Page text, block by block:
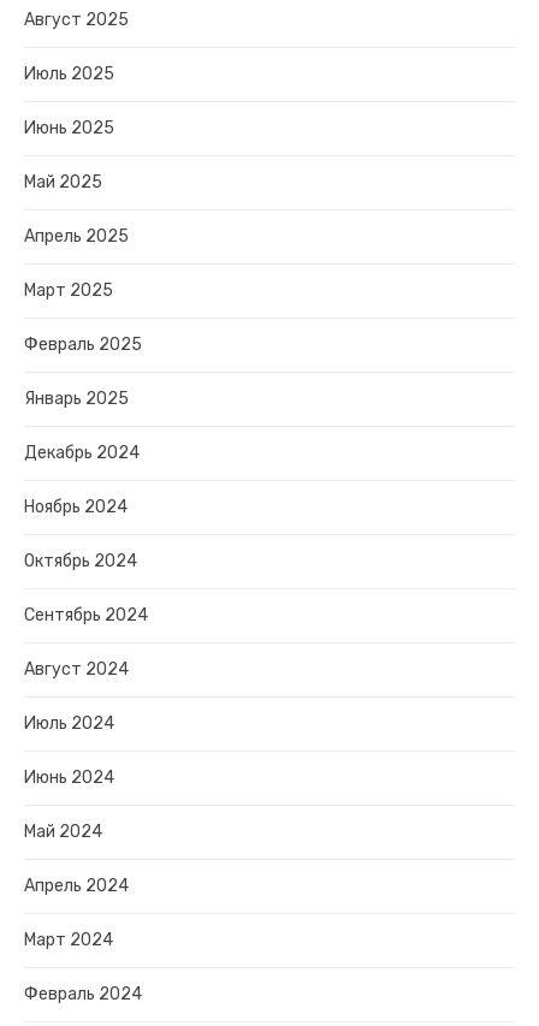
Август 2025
Июль 2025
Июнь 2025
Май 2025
Апрель 2025
Март 2025
Февраль 2025
Январь 2025
Декабрь 2024
Ноябрь 2024
Октябрь 2024
Сентябрь 2024
Август 2024
Июль 2024
Июнь 2024
Май 2024
Апрель 2024
Март 2024
Февраль 2024